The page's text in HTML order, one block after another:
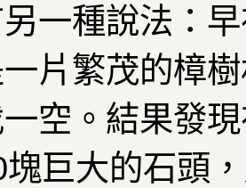
一種說法：
片繁茂的樟
空。結果發
巨大的石頭